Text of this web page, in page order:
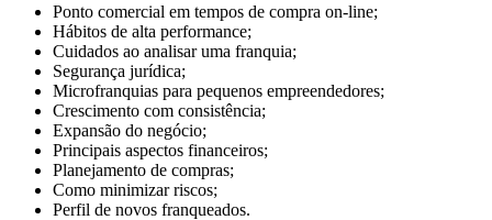
Ponto comercial em tempos de compra on-line;
Hábitos de alta performance;
Cuidados ao analisar uma franquia;
Segurança jurídica;
Microfranquias para pequenos empreendedores;
Crescimento com consistência;
Expansão do negócio;
Principais aspectos financeiros;
Planejamento de compras;
Como minimizar riscos;
Perfil de novos franqueados.